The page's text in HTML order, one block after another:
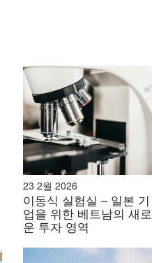
등 수많은 장벽에 직면해
서비스를 위한 비옥한 토
만이 자신의 상태를 알고
요한 기회를 제공합니다.
상담에 이르기까지, 이는 여
23 2월 2026
이동식 실험실 – 일본 기
업을 위한 베트남의 새로
운 투자 영역